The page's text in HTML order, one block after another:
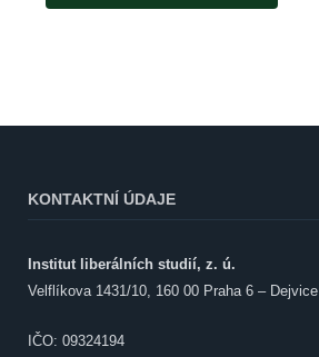
KONTAKTNÍ ÚDAJE
Institut liberálních studií, z. ú.
Velflíkova 1431/10, 160 00 Praha 6 – Dejvice
IČO: 09324194